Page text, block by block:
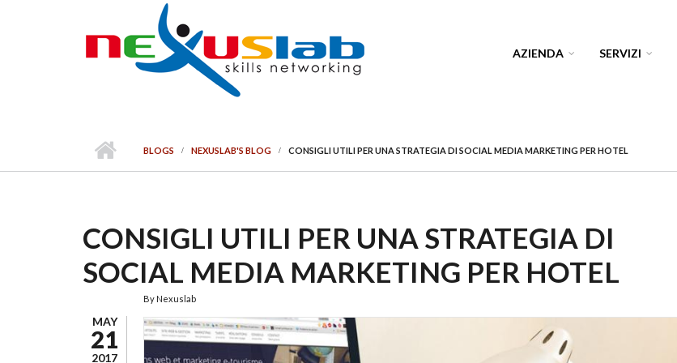
AZIENDA SERVIZI
BLOGS NEXUSLAB'S BLOG CONSIGLI UTILI PER UNA STRATEGIA DI SOCIAL MEDIA MARKETING PER HOTEL
CONSIGLI UTILI PER UNA STRATEGIA DI
SOCIAL MEDIA MARKETING PER HOTEL
MAY
21
2017
By Nexuslab